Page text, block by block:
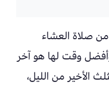
من صلاة العشاء
وقت لها هو آخر
الأخير من الليل،